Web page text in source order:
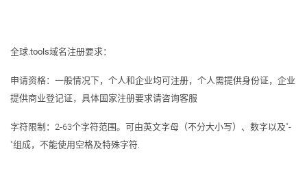
全球.tools域名注册要求：
申请资格：一般情况下，个人和企业均可注册，个人需提供身份证，企业
提供商业登记证，具体国家注册要求请咨询客服
字符限制：2-63个字符范围。可由英文字母（不分大小写）、数字以及"-
"组成，不能使用空格及特殊字符.